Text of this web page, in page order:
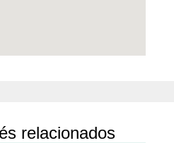
relacionados